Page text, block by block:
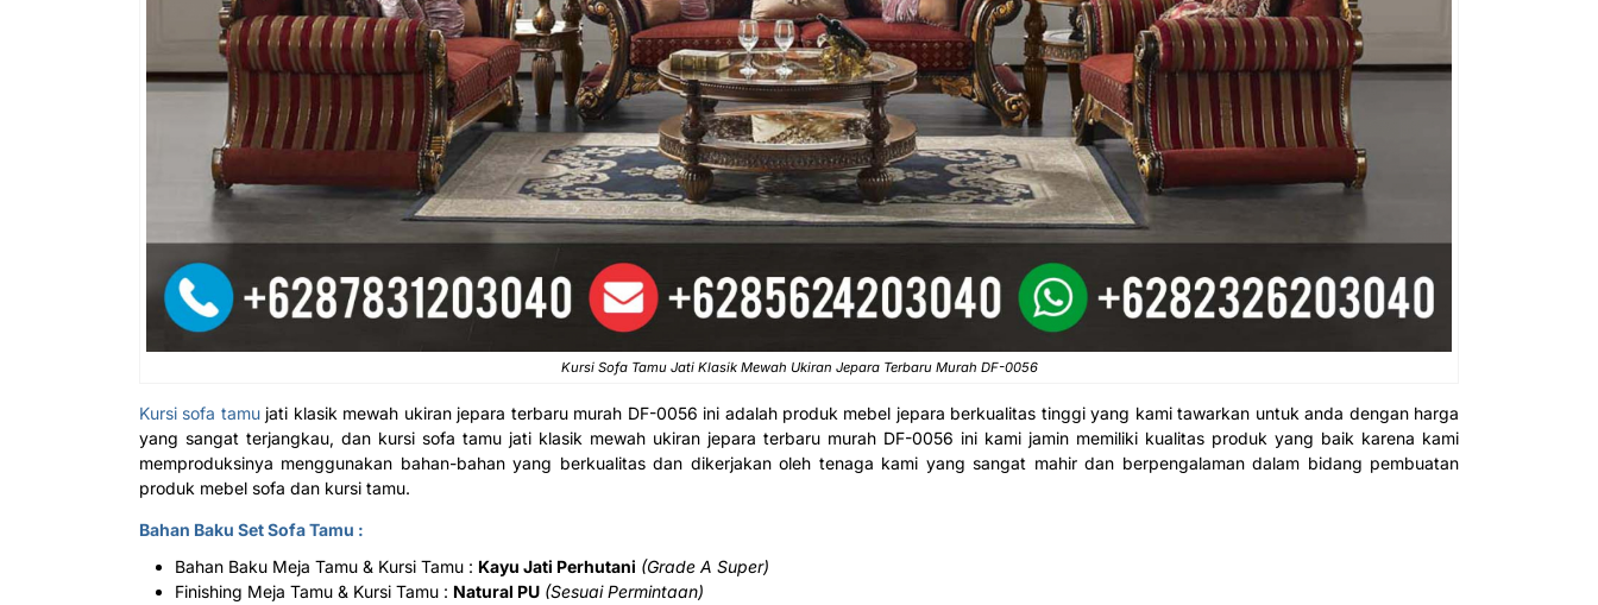
Kursi Sofa Tamu Jati Klasik Mewah Ukiran Jepara Terbaru Murah DF-0056
Kursi sofa tamujati klasik mewah ukiran jepara terbaru murah DF-0056 ini adalah produk mebel jepara berkualitas tinggi yang kami tawarkan untuk anda dengan harga
yang sangat terjangkau, dan kursi sofa tamu jati klasik mewah ukiran jepara terbaru murah DF-0056 ini kami jamin memiliki kualitas produk yang baik karena kami
memproduksinya menggunakan bahan-bahan yang berkualitas dan dikerjakan oleh tenaga kami yang sangat mahir dan berpengalaman dalam bidang pembuatan
produk mebel sofa dan kursi tamu.
Bahan Baku Set Sofa Tamu :
Bahan Baku Meja Tamu & Kursi Tamu : Kayu Jati Perhutani (Grade A Super)
Finishing Meja Tamu & Kursi Tamu : Natural PU (Sesuai Permintaan)